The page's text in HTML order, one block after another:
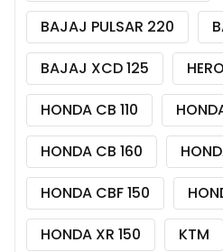
BAJAJ PULSAR 220
BAJAJ XCD 125
HERO
HONDA CB 110
HONDA CB 160
HONDA CBF 150
HONDA XR 150
KTM